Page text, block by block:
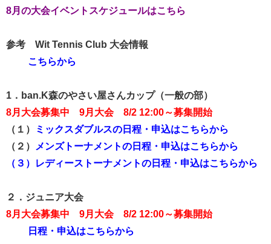
8月の大会イベントスケジュールはこちら
参考 Wit Tennis Club 大会情報
こちらから
1．ban.K森のやさい屋さんカップ（一般の部）
8月大会募集中 9月大会 8/2 12:00～募集開始
（１）
ミックスダブルスの日程・申込はこちらから
（２）
メンズトーナメントの日程・申込はこちらから
（３）
レディーストーナメントの日程・申込はこちらから
２． ジュニア大会
8月大会募集中 9月大会 8/2 12:00～募集開始
日程・申込はこちらから